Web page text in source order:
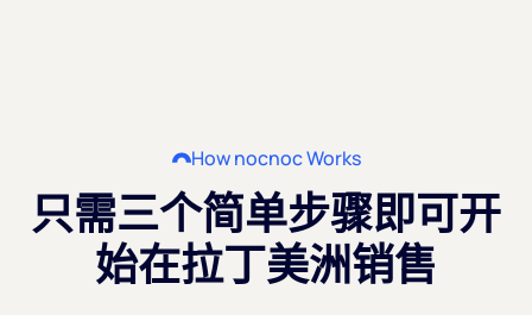
How nocnoc Works
只需三个简单步骤即可开
始在拉丁美洲销售